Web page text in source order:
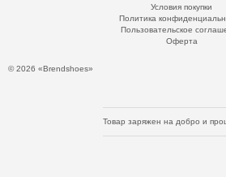
© 2026 «Brendshoes»
Условия покупки
Политика
Пользовательское
Оферта
Товар заряжен на добро и